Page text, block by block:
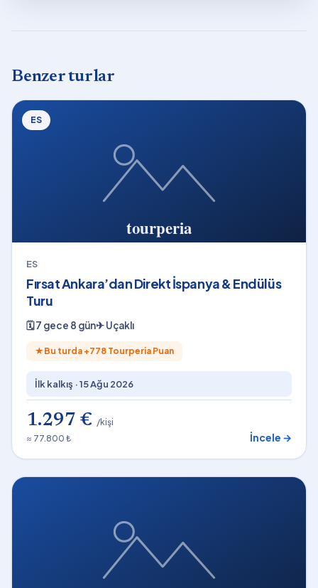
Benzer turlar
ES
ES
Fırsat Ankara’dan Direkt İspanya & Endülüs
Turu
🗓7 gece 8 gün✈Uçaklı
★ Bu turda +778 Tourperia Puan
İlk kalkış ·15 Ağu 2026
1.297 € /kişi
≈ 77.800 ₺
İncele →